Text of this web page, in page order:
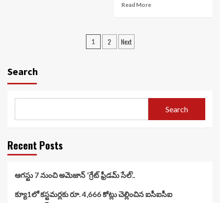
Read More
Posts
1 2 Next
Search
Search
Recent Posts
ఆగస్టు 7 నుంచి అమెజాన్ ‘గ్రేట్ ఫ్రీడమ్ సేల్’..
క్యూ1లో కస్టమర్లకు రూ. 4,666 కోట్లు చెల్లించిన ఐసీఐసీఐ